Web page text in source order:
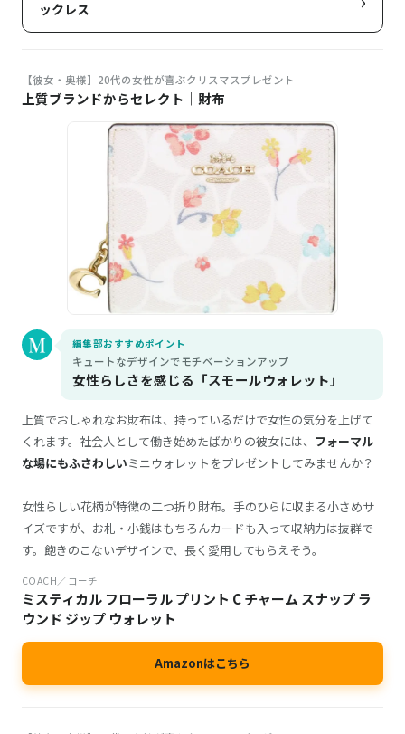
ックレス
【彼女・奥様】20代の女性が喜ぶクリスマスプレゼント
上質ブランドからセレクト｜財布
編集部おすすめポイント
キュートなデザインでモチベーションアップ
女性らしさを感じる「スモールウォレット」
上質でおしゃれなお財布は、持っているだけで女性の気分を上げて
くれます。社会人として働き始めたばかりの彼女には、 フォーマル
な場にもふさわしいミニウォレットをプレゼントしてみませんか？
女性らしい花柄が特徴の二つ折り財布。手のひらに収まる小さめサ
イズですが、お札・小銭はもちろんカードも入って収納力は抜群で
す。飽きのこないデザインで、長く愛用してもらえそう。
COACH／コーチ
ミスティカル フローラル プリント C チャーム スナップ ラ
ウンド ジップ ウォレット
Amazonはこちら